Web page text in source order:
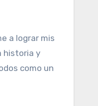
a lograr mis
historia y
como un